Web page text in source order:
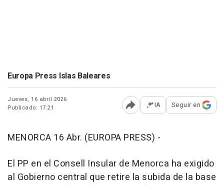
Europa Press Islas Baleares
Jueves, 16 abril 2026
Publicado: 17:21
Abrir opciones para
IA Seguir en
MENORCA 16 Abr. (EUROPA PRESS) -
El PP en el Consell Insular de Menorca ha exigido
al Gobierno central que retire la subida de la base